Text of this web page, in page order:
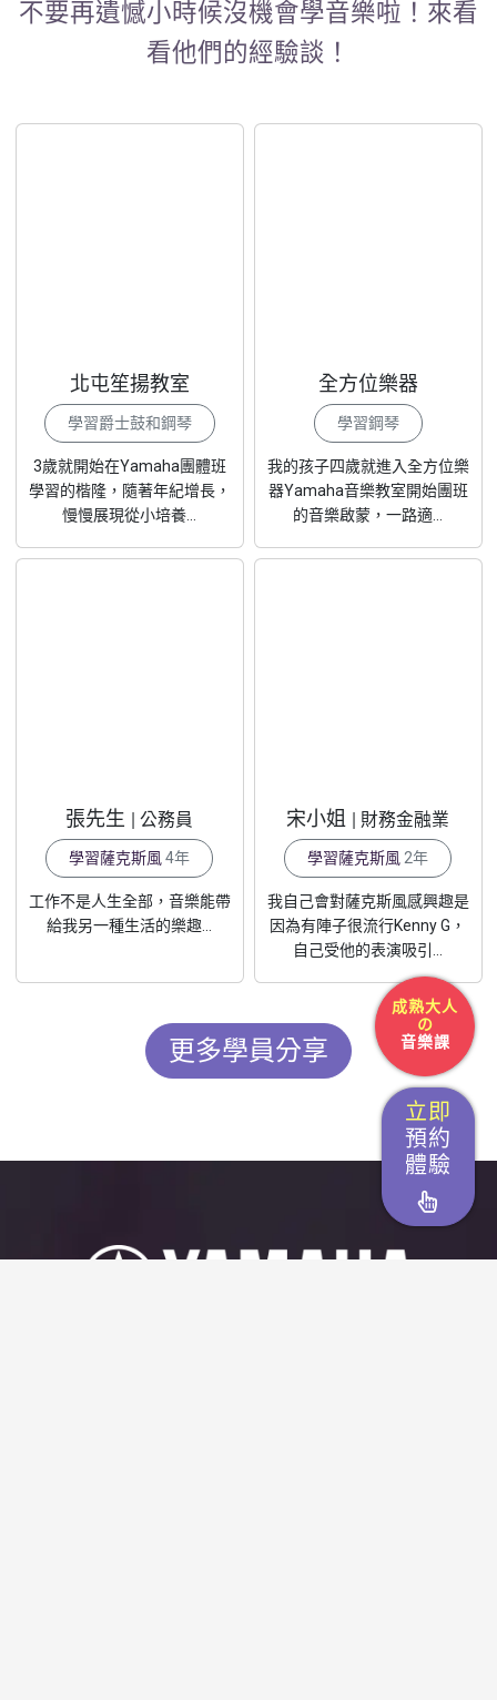
不要再遺憾小時候沒機會學音樂啦！來看
看他們的經驗談！
北屯笙揚教室
學習爵士鼓和鋼琴
3歲就開始在Yamaha團體班
學習的楷隆，隨著年紀增長，
慢慢展現從小培養...
全方位樂器
學習鋼琴
我的孩子四歲就進入全方位樂
器Yamaha音樂教室開始團班
的音樂啟蒙，一路適...
張先生 | 公務員
學習薩克斯風4年
工作不是人生全部，音樂能帶
給我另一種生活的樂趣...
宋小姐 | 財務金融業
學習薩克斯風2年
我自己會對薩克斯風感興趣是
因為有陣子很流行Kenny G，
自己受他的表演吸引...
更多學員分享
成熟大人
の
音樂課
立即
預約
體驗